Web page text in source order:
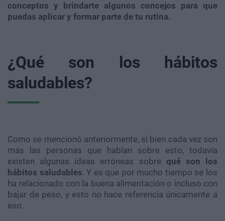
conceptos y brindarte algunos concejos para que
puedas aplicar y formar parte de tu rutina.
¿Qué son los hábitos
saludables?
Como se mencionó anteriormente, si bien cada vez son
más las personas que hablan sobre esto, todavía
existen algunas ideas erróneas sobre qué son los
hábitos saludables. Y es que por mucho tiempo se los
ha relacionado con la buena alimentación o incluso con
bajar de peso, y esto no hace referencia únicamente a
eso.